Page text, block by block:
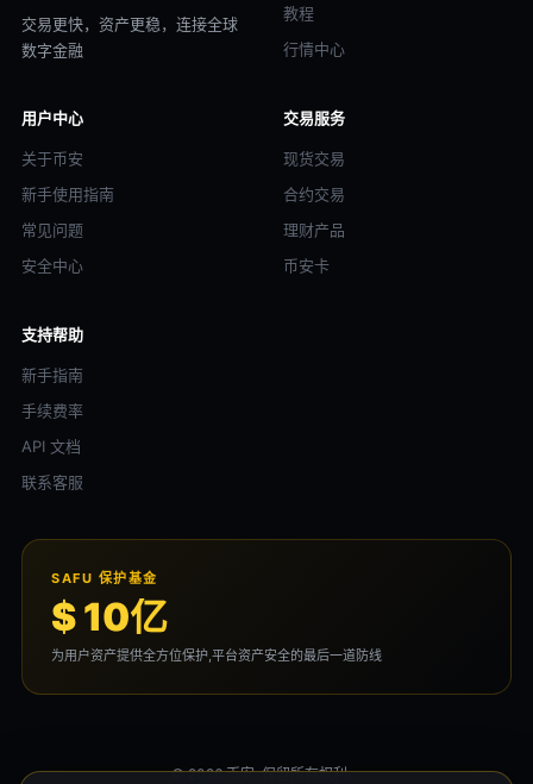
交易更快，资产更稳，连接全球
数字金融
教程
行情中心
用户中心
关于币安
新手使用指南
常见问题
安全中心
交易服务
现货交易
合约交易
理财产品
币安卡
支持帮助
新手指南
手续费率
API 文档
联系客服
SAFU 保护基金
$ 10亿
为用户资产提供全方位保护,平台资产安全的最后一道防线
© 2026 币安. 保留所有权利。